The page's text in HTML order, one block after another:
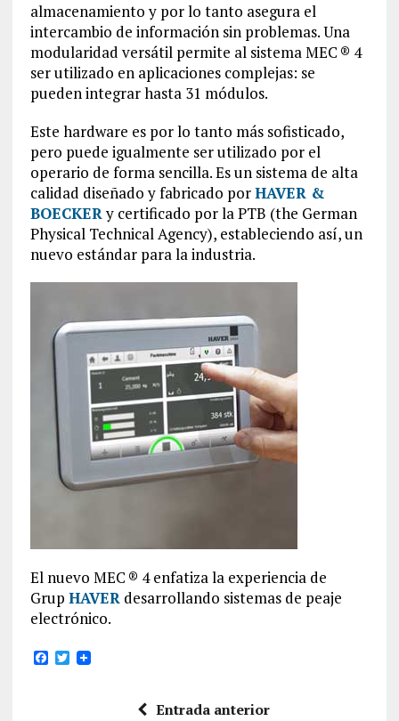
almacenamiento y por lo tanto asegura el
intercambio de información sin problemas. Una
modularidad versátil permite al sistema MEC ® 4
ser utilizado en aplicaciones complejas: se
pueden integrar hasta 31 módulos.
Este hardware es por lo tanto más sofisticado,
pero puede igualmente ser utilizado por el
operario de forma sencilla. Es un sistema de alta
calidad diseñado y fabricado porHAVER &
BOECKERy certificado por la PTB (the German
Physical Technical Agency), estableciendo así, un
nuevo estándar para la industria.
El nuevo MEC ® 4 enfatiza la experiencia de
Grup HAVERdesarrollando sistemas de peaje
electrónico.
F T
Entrada anterior